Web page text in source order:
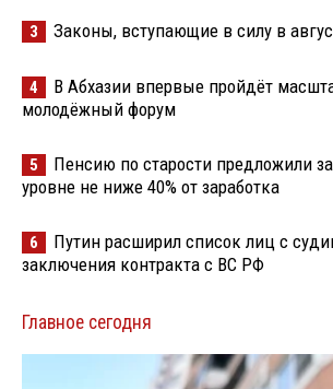
3 Законы, вступающие в силу в
4
В Абхазии впервые пройдёт
молодёжный форум
5
Пенсию по старости предложили
уровне не ниже 40% от заработка
6
Путин расширил список лиц с
заключения контракта с ВС РФ
Главное сегодня